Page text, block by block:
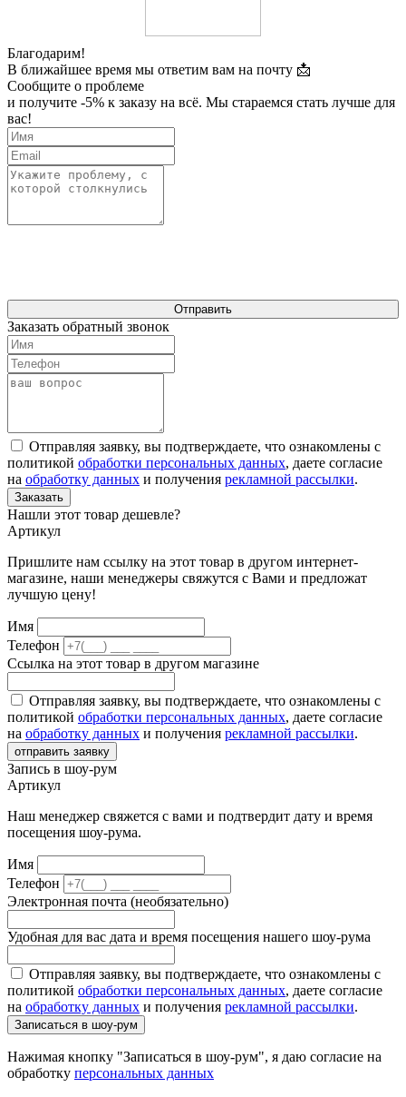
Благодарим!
В ближайшее время мы ответим вам на почту 📩
Сообщите о проблеме
и получите -5% к заказу на всё. Мы стараемся стать лучше для
вас!
Отправить
Заказать обратный звонок
Отправляя заявку, вы подтверждаете, что ознакомлены с
политикой обработки персональных данных, даете согласие
на обработку данных и получения рекламной рассылки.
Заказать
Нашли этот товар дешевле?
Артикул
Пришлите нам ссылку на этот товар в другом интернет-
магазине, наши менеджеры свяжутся с Вами и предложат
лучшую цену!
Имя
Телефон
Ссылка на этот товар в другом магазине
Отправляя заявку, вы подтверждаете, что ознакомлены с
политикой обработки персональных данных, даете согласие
на обработку данных и получения рекламной рассылки.
отправить заявку
Запись в шоу-рум
Артикул
Наш менеджер свяжется с вами и подтвердит дату и время
посещения шоу-рума.
Имя
Телефон
Электронная почта (необязательно)
Удобная для вас дата и время посещения нашего шоу-рума
Отправляя заявку, вы подтверждаете, что ознакомлены с
политикой обработки персональных данных, даете согласие
на обработку данных и получения рекламной рассылки.
Записаться в шоу-рум
Нажимая кнопку "Записаться в шоу-рум", я даю согласие на
обработку персональных данных